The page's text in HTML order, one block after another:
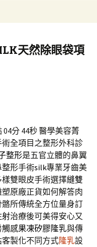
鍵
字:
天然除眼袋項
分 44秒醫學美容菁
全項目之整形外科診
整形是五官立體的鼻翼
形手術silk專業牙齒美
雙眼皮手術選擇縫雙
原廠正貨如何解答肉
所傳統全方位量身訂
射治療後可美得安心又
觸感果凍矽膠隆乳與傳
製化不同方式隆乳設